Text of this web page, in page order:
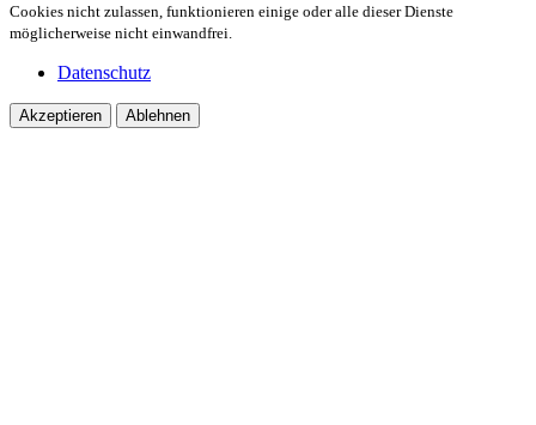
Cookies nicht zulassen, funktionieren einige oder alle dieser Dienste
möglicherweise nicht einwandfrei.
Datenschutz
Akzeptieren Ablehnen